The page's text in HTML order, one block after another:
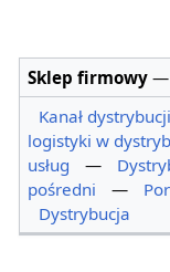
Sklep firmowy
Kanał dystrybucji
logistyki w
usług
—
pośredni
—
Dystrybucja